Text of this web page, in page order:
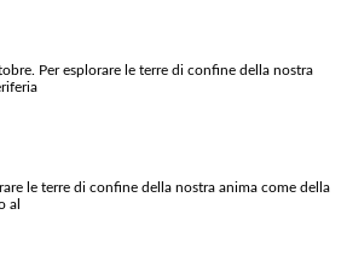
Per esplorare le terre di confine della nostra
le terre di confine della nostra anima come della
al